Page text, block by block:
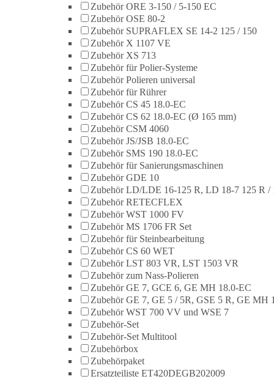
Zubehör ORE 3-150 / 5-150 EC
Zubehör OSE 80-2
Zubehör SUPRAFLEX SE 14-2 125 / 150
Zubehör X 1107 VE
Zubehör XS 713
Zubehör für Polier-Systeme
Zubehör Polieren universal
Zubehör für Rührer
Zubehör CS 45 18.0-EC
Zubehör CS 62 18.0-EC (Ø 165 mm)
Zubehör CSM 4060
Zubehör JS/JSB 18.0-EC
Zubehör SMS 190 18.0-EC
Zubehör für Sanierungsmaschinen
Zubehör GDE 10
Zubehör LD/LDE 16-125 R, LD 18-7 125 R /
Zubehör RETECFLEX
Zubehör WST 1000 FV
Zubehör MS 1706 FR Set
Zubehör für Steinbearbeitung
Zubehör CS 60 WET
Zubehör LST 803 VR, LST 1503 VR
Zubehör zum Nass-Polieren
Zubehör GE 7, GCE 6, GE MH 18.0-EC
Zubehör GE 7, GE 5 / 5R, GSE 5 R, GE MH
Zubehör WST 700 VV und WSE 7
Zubehör-Set
Zubehör-Set Multitool
Zubehörbox
Zubehörpaket
Ersatzteiliste ET420DEGB202009